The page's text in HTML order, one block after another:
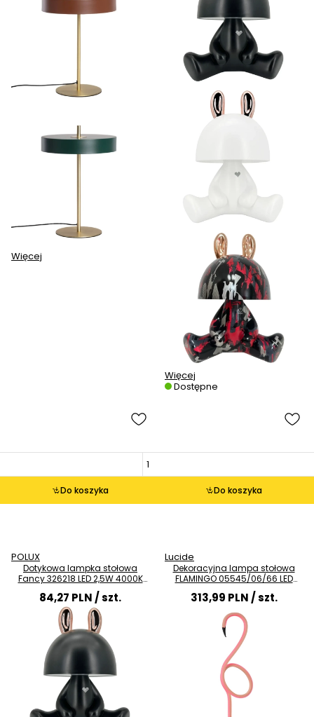
Więcej
Więcej
Dostępne
Do koszyka
POLUX
Dotykowa lampka stołowa
Fancy 326218 LED 2,5W 4000K
dziecięca czarna złota
84,27 PLN/ szt.
Do koszyka
Lucide
Dekoracyjna lampa stołowa
FLAMINGO 05545/06/66 LED
5,5W RGB różowa
313,99 PLN/ szt.